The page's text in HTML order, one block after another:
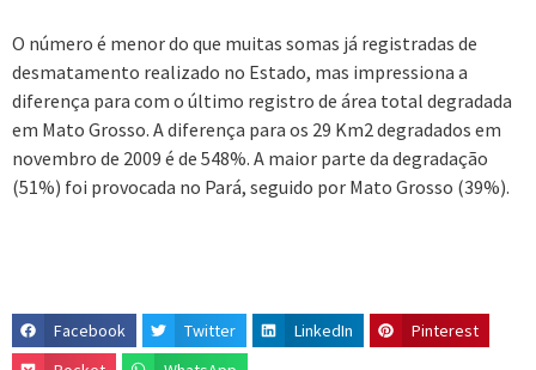
O número é menor do que muitas somas já registradas de
desmatamento realizado no Estado, mas impressiona a
diferença para com o último registro de área total degradada
em Mato Grosso. A diferença para os 29 Km2 degradados em
novembro de 2009 é de 548%. A maior parte da degradação
(51%) foi provocada no Pará, seguido por Mato Grosso (39%).
Facebook Twitter LinkedIn
Pinterest